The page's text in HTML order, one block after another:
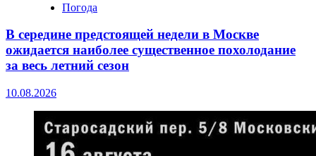
Погода
В середине предстоящей недели в Москве
ожидается наиболее существенное похолодание
за весь летний сезон
10.08.2026